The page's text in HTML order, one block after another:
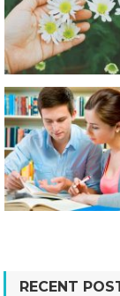
RECENT